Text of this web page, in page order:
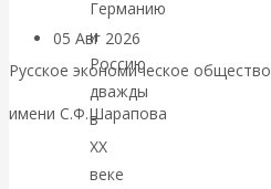
Русское экономическое общество
имени С.Ф.Шарапова
Skip to content
05 Авг 2026
Валентин
Катасонов. Еще
Германию
и
Россию
дважды
в
ХХ
веке